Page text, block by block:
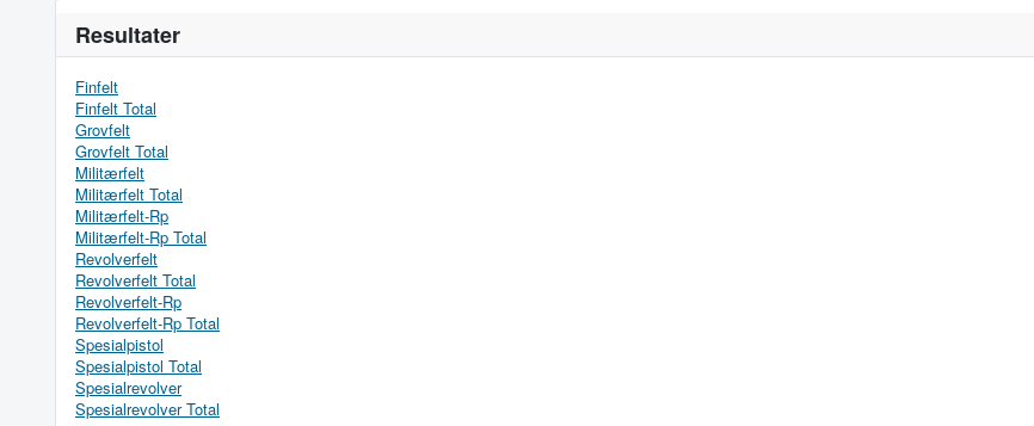
Resultater
Finfelt
Finfelt Total
Grovfelt
Grovfelt Total
Militærfelt
Militærfelt Total
Militærfelt-Rp
Militærfelt-Rp Total
Revolverfelt
Revolverfelt Total
Revolverfelt-Rp
Revolverfelt-Rp Total
Spesialpistol
Spesialpistol Total
Spesialrevolver
Spesialrevolver Total